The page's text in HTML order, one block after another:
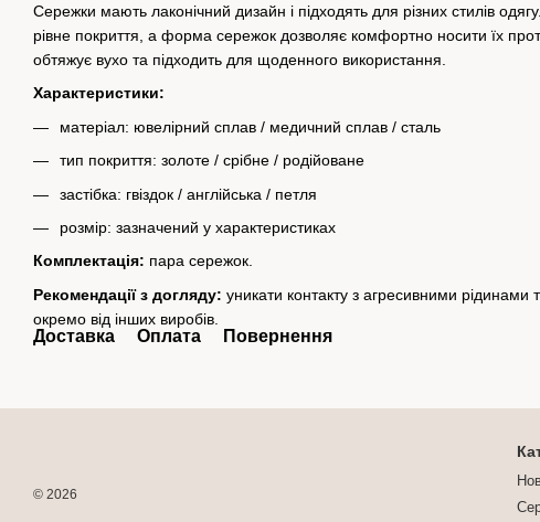
Сережки мають лаконічний дизайн і підходять для різних стилів
рівне покриття, а форма сережок дозволяє комфортно носити їх
обтяжує вухо та підходить для щоденного використання.
Характеристики:
матеріал: ювелірний сплав / медичний сплав / сталь
тип покриття: золоте / срібне / родійоване
застібка: гвіздок / англійська / петля
розмір: зазначений у характеристиках
Комплектація: пара сережок.
Рекомендації з догляду: уникати контакту з агресивними рідинами
окремо від інших виробів.
Доставка Оплата Повернення
© 2026